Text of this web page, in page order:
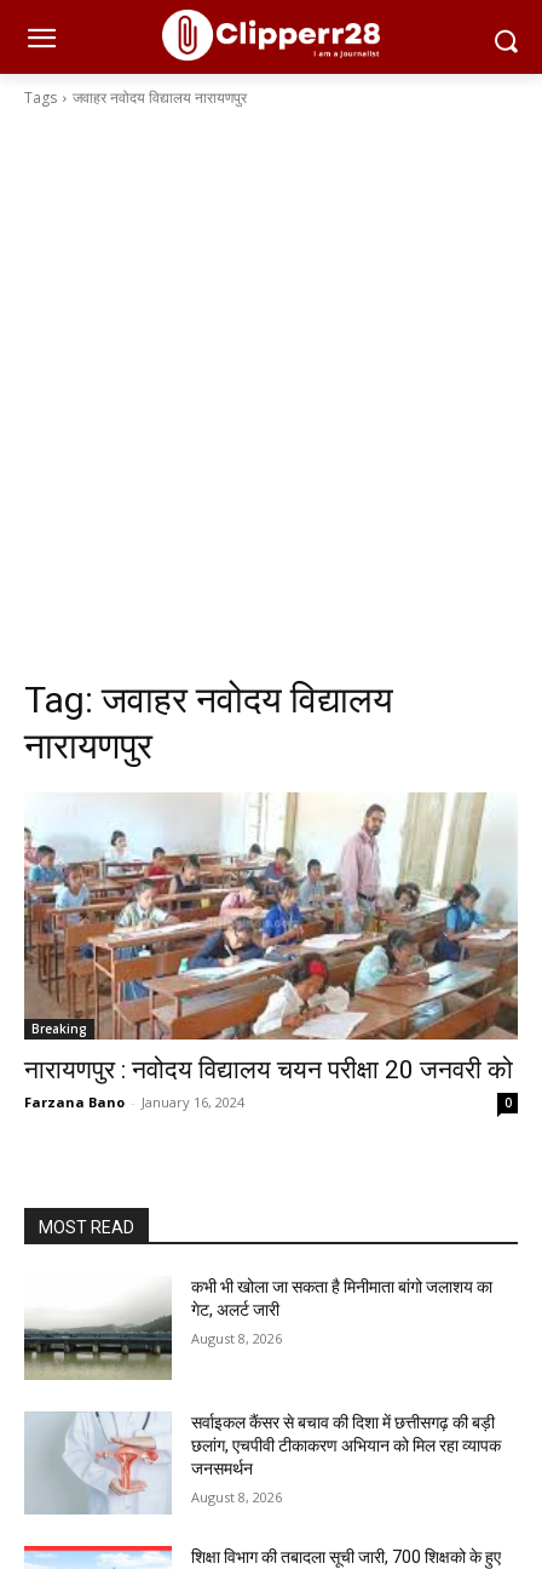
Tags जवाहर नवोदय विद्यालय नारायणपुर
Tag:जवाहर नवोदय विद्यालय
नारायणपुर
Breaking
नारायणपुर : नवोदय विद्यालय चयन परीक्षा 20 जनवरी को
Farzana Bano - January 16, 2024 0
MOST READ
कभी भी खोला जा सकता है मिनीमाता बांगो जलाशय का
गेट, अलर्ट जारी
August 8, 2026
सर्वाइकल कैंसर से बचाव की दिशा में छत्तीसगढ़ की बड़ी
छलांग, एचपीवी टीकाकरण अभियान को मिल रहा व्यापक
जनसमर्थन
August 8, 2026
शिक्षा विभाग की तबादला सूची जारी, 700 शिक्षको के हुए